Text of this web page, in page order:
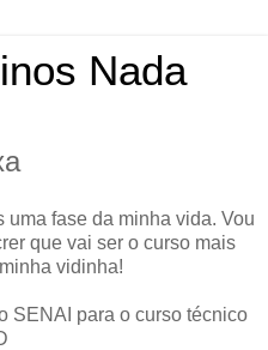
Nada
uma fase da minha vida. Vou
que vai ser o curso mais
vidinha!
SENAI para o curso técnico